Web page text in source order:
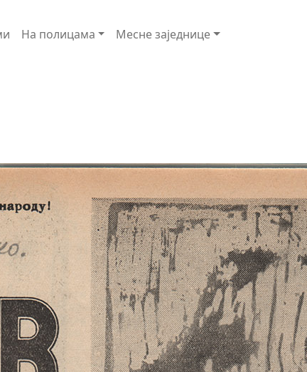
На полицама Месне заједнице